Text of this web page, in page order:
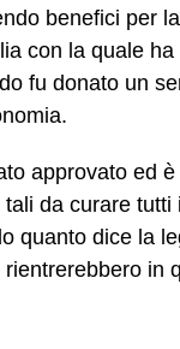
benefici per
con la quale ha
fu donato un
approvato ed
da curare tutti
quanto dice la
in